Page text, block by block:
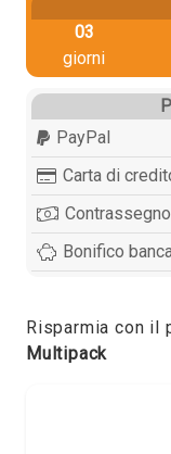
03
giorni
PayPal
Carta di
Contrassegno
Bonifico
Risparmia con il
Multipack